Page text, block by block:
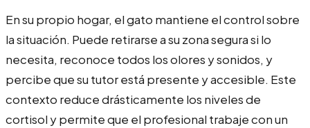
En su propio hogar, el gato mantiene el control sobre
la situación. Puede retirarse a su zona segura si lo
necesita, reconoce todos los olores y sonidos, y
percibe que su tutor está presente y accesible. Este
contexto reduce drásticamente los niveles de
cortisol y permite que el profesional trabaje con un